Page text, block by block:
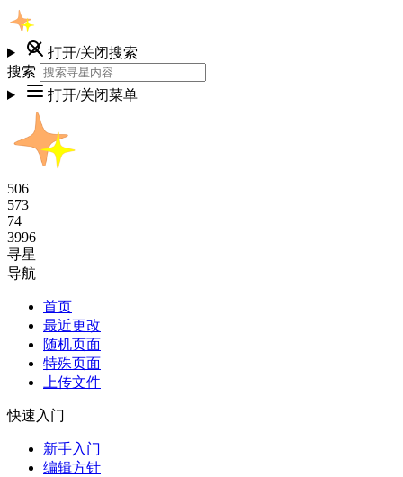
打开/关闭搜索
搜索
打开/关闭菜单
506
573
74
3996
寻星
导航
首页
最近更改
随机页面
特殊页面
上传文件
快速入门
新手入门
编辑方针